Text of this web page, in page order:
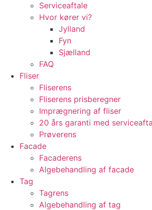
Serviceaftale
Hvor kører vi?
Jylland
Fyn
Sjælland
FAQ
Fliser
Fliserens
Fliserens prisberegner
Imprægnering af fliser
20 års garanti med
Prøverens
Facade
Facaderens
Algebehandling af facade
Tag
Tagrens
Algebehandling af tag